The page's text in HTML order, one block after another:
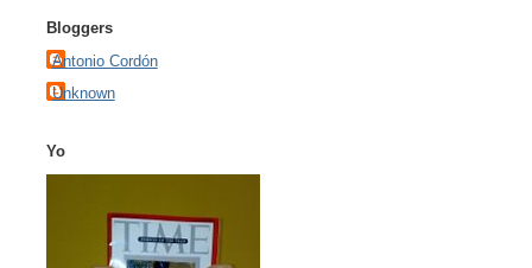
Bloggers
Antonio Cordón
Unknown
Yo